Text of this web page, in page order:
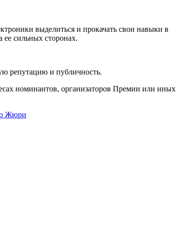
выделиться и прокачать свои навыки в
сильных сторонах.
репутацию и публичность.
номинантов, организаторов Премии или иных
Жюри